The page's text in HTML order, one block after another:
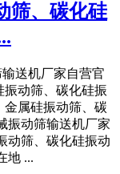
筛、碳化硅
送机厂家自营官
振动筛、碳化硅振
属硅振动筛、碳
振动筛输送机厂家
动筛、碳化硅振动
地 ...